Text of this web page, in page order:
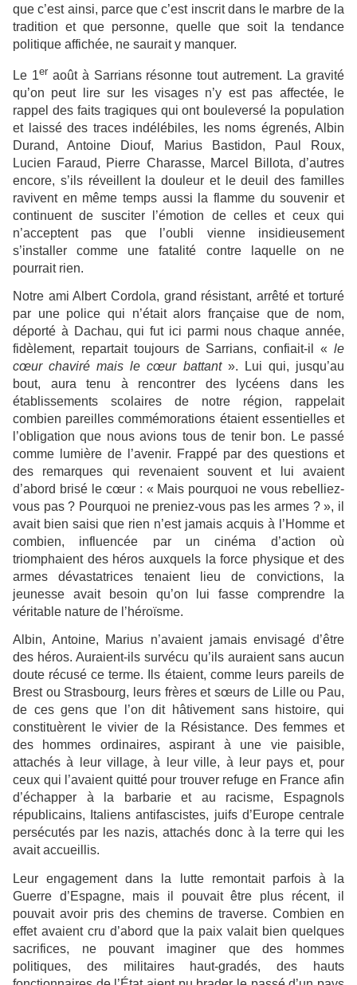
que c’est ainsi, parce que c’est inscrit dans le marbre de la
tradition et que personne, quelle que soit la tendance
politique affichée, ne saurait y manquer.
Le 1er août à Sarrians résonne tout autrement. La gravité
qu’on peut lire sur les visages n’y est pas affectée, le
rappel des faits tragiques qui ont bouleversé la population
et laissé des traces indélébiles, les noms égrenés, Albin
Durand, Antoine Diouf, Marius Bastidon, Paul Roux,
Lucien Faraud, Pierre Charasse, Marcel Billota, d’autres
encore, s’ils réveillent la douleur et le deuil des familles
ravivent en même temps aussi la flamme du souvenir et
continuent de susciter l’émotion de celles et ceux qui
n’acceptent pas que l’oubli vienne insidieusement
s’installer comme une fatalité contre laquelle on ne
pourrait rien.
Notre ami Albert Cordola, grand résistant, arrêté et torturé
par une police qui n’était alors française que de nom,
déporté à Dachau, qui fut ici parmi nous chaque année,
fidèlement, repartait toujours de Sarrians, confiait-il « le
cœur chaviré mais le cœur battant». Lui qui, jusqu’au
bout, aura tenu à rencontrer des lycéens dans les
établissements scolaires de notre région, rappelait
combien pareilles commémorations étaient essentielles et
l’obligation que nous avions tous de tenir bon. Le passé
comme lumière de l’avenir. Frappé par des questions et
des remarques qui revenaient souvent et lui avaient
d’abord brisé le cœur : « Mais pourquoi ne vous rebelliez-
vous pas ? Pourquoi ne preniez-vous pas les armes ? », il
avait bien saisi que rien n’est jamais acquis à l’Homme et
combien, influencée par un cinéma d’action où
triomphaient des héros auxquels la force physique et des
armes dévastatrices tenaient lieu de convictions, la
jeunesse avait besoin qu’on lui fasse comprendre la
véritable nature de l’héroïsme.
Albin, Antoine, Marius n’avaient jamais envisagé d’être
des héros. Auraient-ils survécu qu’ils auraient sans aucun
doute récusé ce terme. Ils étaient, comme leurs pareils de
Brest ou Strasbourg, leurs frères et sœurs de Lille ou Pau,
de ces gens que l’on dit hâtivement sans histoire, qui
constituèrent le vivier de la Résistance. Des femmes et
des hommes ordinaires, aspirant à une vie paisible,
attachés à leur village, à leur ville, à leur pays et, pour
ceux qui l’avaient quitté pour trouver refuge en France afin
d’échapper à la barbarie et au racisme, Espagnols
républicains, Italiens antifascistes, juifs d’Europe centrale
persécutés par les nazis, attachés donc à la terre qui les
avait accueillis.
Leur engagement dans la lutte remontait parfois à la
Guerre d’Espagne, mais il pouvait être plus récent, il
pouvait avoir pris des chemins de traverse. Combien en
effet avaient cru d’abord que la paix valait bien quelques
sacrifices, ne pouvant imaginer que des hommes
politiques, des militaires haut-gradés, des hauts